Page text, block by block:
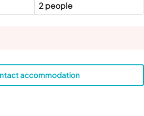
2 people
accommodation